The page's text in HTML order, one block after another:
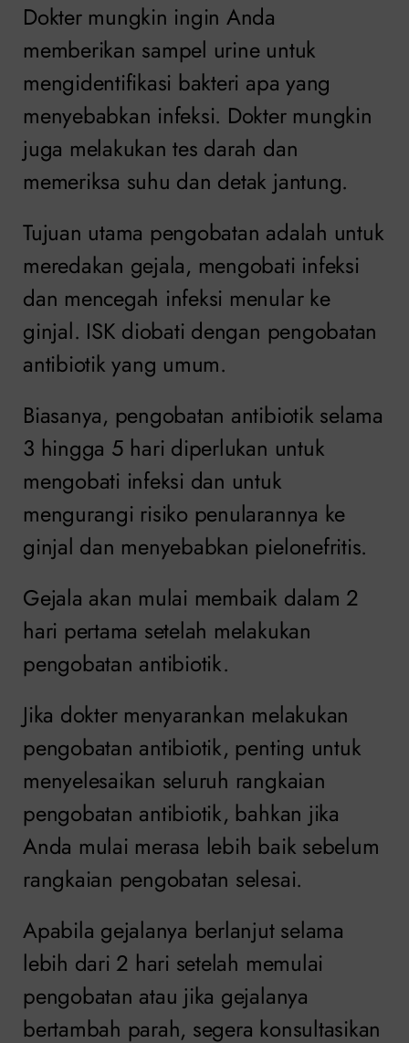
Dokter mungkin ingin Anda
memberikan sampel urine untuk
mengidentifikasi bakteri apa yang
menyebabkan infeksi. Dokter mungkin
juga melakukan tes darah dan
memeriksa suhu dan detak jantung.
Tujuan utama pengobatan adalah untuk
meredakan gejala, mengobati infeksi
dan mencegah infeksi menular ke
ginjal. ISK diobati dengan pengobatan
antibiotik yang umum.
Biasanya, pengobatan antibiotik selama
3 hingga 5 hari diperlukan untuk
mengobati infeksi dan untuk
mengurangi risiko penularannya ke
ginjal dan menyebabkan pielonefritis.
Gejala akan mulai membaik dalam 2
hari pertama setelah melakukan
pengobatan antibiotik.
Jika dokter menyarankan melakukan
pengobatan antibiotik, penting untuk
menyelesaikan seluruh rangkaian
pengobatan antibiotik, bahkan jika
Anda mulai merasa lebih baik sebelum
rangkaian pengobatan selesai.
Apabila gejalanya berlanjut selama
lebih dari 2 hari setelah memulai
pengobatan atau jika gejalanya
bertambah parah, segera konsultasikan